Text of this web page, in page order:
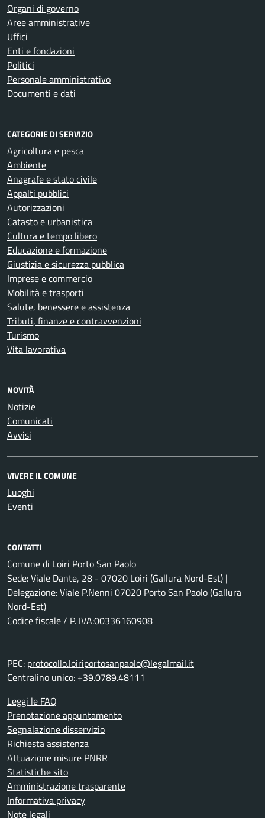
Organi di governo
Aree amministrative
Uffici
Enti e fondazioni
Politici
Personale amministrativo
Documenti e dati
CATEGORIE DI SERVIZIO
Agricoltura e pesca
Ambiente
Anagrafe e stato civile
Appalti pubblici
Autorizzazioni
Catasto e urbanistica
Cultura e tempo libero
Educazione e formazione
Giustizia e sicurezza pubblica
Imprese e commercio
Mobilità e trasporti
Salute, benessere e assistenza
Tributi, finanze e contravvenzioni
Turismo
Vita lavorativa
NOVITÀ
Notizie
Comunicati
Avvisi
VIVERE IL COMUNE
Luoghi
Eventi
CONTATTI
Comune di Loiri Porto San Paolo
Sede: Viale Dante, 28 - 07020 Loiri (Gallura Nord-Est) |
Delegazione: Viale P.Nenni 07020 Porto San Paolo (Gallura
Nord-Est)
Codice fiscale / P. IVA:00336160908
PEC: protocollo.loiriportosanpaolo@legalmail.it
Centralino unico: +39.0789.48111
Leggi le FAQ
Prenotazione appuntamento
Segnalazione disservizio
Richiesta assistenza
Attuazione misure PNRR
Statistiche sito
Amministrazione trasparente
Informativa privacy
Note legali